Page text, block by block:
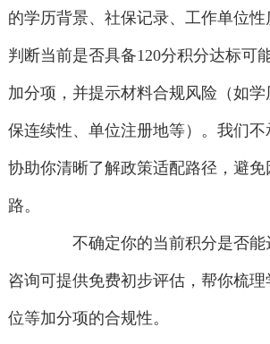
的学历背景、社保记录、工作单位性
判断当前是否具备120分积分达标可
加分项，并提示材料合规风险（如
保连续性、单位注册地等）。我们
协助你清晰了解政策适配路径，避
路。
不确定你的当前积分是否能
咨询可提供免费初步评估，帮你梳
位等加分项的合规性。